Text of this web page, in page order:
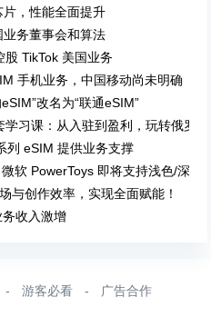
，性能全面提升
业务董事会和算法
TikTok 美国业务
手机业务，中国移动尚未明确
改名为“联通eSIM”
习课：从入驻到盈利，玩转俄罗
列 eSIM 提供业务支撑
软 PowerToys 即将支持浅色/深色
与创作效率，实现全面赋能！
收入激增
- 游客必看 - 广告合作